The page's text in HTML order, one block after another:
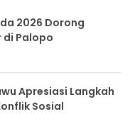
2026 Dorong
di Palopo
Apresiasi Langkah
Sosial